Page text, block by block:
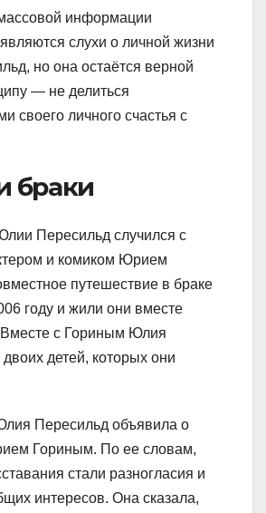
информации
слухи о личной жизни
но она остаётся верной
— не делиться
своего личного счастья с
браки
Пересильд случился с
и комиком Юрием
путешествие в браке
году и жили они вместе
Вместе с Гориным Юлия
детей, которых они
Пересильд объявила о
Гориным. По ее словам,
стали разногласия и
интересов. Она сказала,